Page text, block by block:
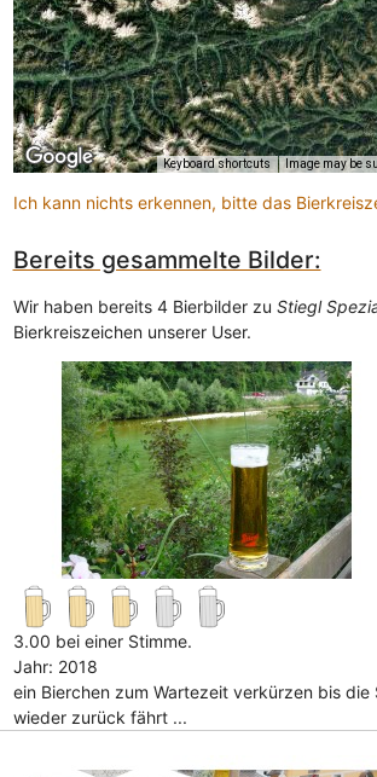
Keyboard shortcuts Image may be
Ich kann nichts erkennen, bitte das
Bereits gesammelte Bilder:
Wir haben bereits 4 Bierbilder zu Stiegl
Bierkreiszeichen unserer User.
3.00 bei einer Stimme.
Jahr: 2018
ein Bierchen zum Wartezeit verkürzen bis die
wieder zurück fährt ...